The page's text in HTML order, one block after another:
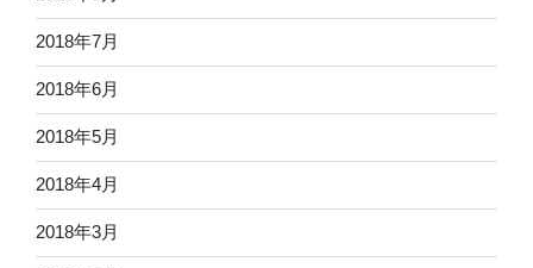
2018年7月
2018年6月
2018年5月
2018年4月
2018年3月